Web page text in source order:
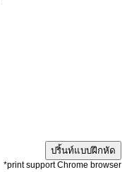
ปริ้นท์แบบฝึกหัด
*print support Chrome browser